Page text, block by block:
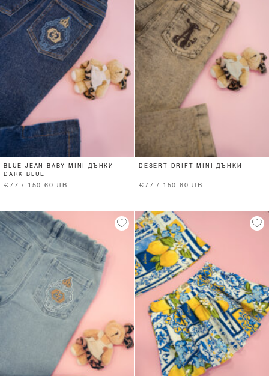
BLUE JEAN BABY MINI ДЪНКИ -
DARK BLUE
€77 / 150.60 ЛВ.
DESERT DRIFT MINI ДЪНКИ
€77 / 150.60 ЛВ.